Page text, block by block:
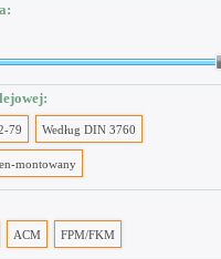
79 Według DIN 3760
montowany
ACM FPM/FKM